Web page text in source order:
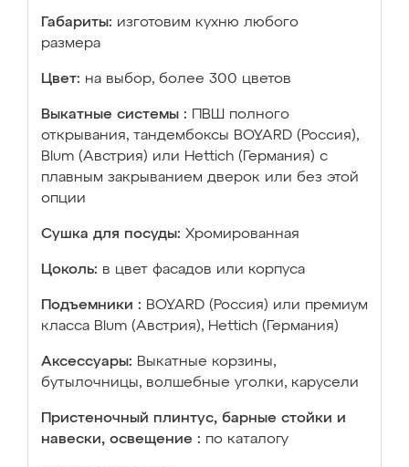
Габариты: изготовим кухню любого
размера
Цвет: на выбор, более 300 цветов
Выкатные системы :
ПВШ полного
открывания, тандембоксы BOYARD (Россия),
Blum (Австрия) или Hettich (Германия) с
плавным закрыванием дверок или без этой
опции
Сушка для посуды: Хромированная
Цоколь: в цвет фасадов или корпуса
Подъемники : BOYARD (Россия) или премиум
класса Blum (Австрия), Hettich (Германия)
Аксессуары: Выкатные корзины,
бутылочницы, волшебные уголки, карусели
Пристеночный плинтус, барные стойки и
навески, освещение : по каталогу